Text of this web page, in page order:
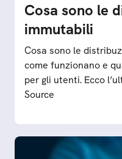
Cosa sono le
immutabili
Cosa sono le
come funzionano e
per gli utenti. Ecco
Source